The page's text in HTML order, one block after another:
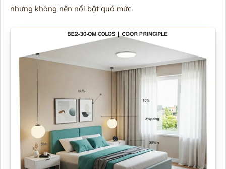
nhưng không nên nổi bật quá mức.